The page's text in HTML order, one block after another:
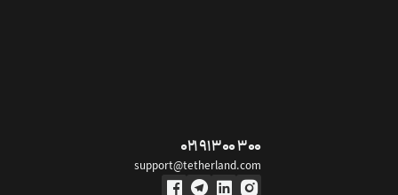
۰۲۱ ۹۱ ۳۰۰ ۳۰۰
support@tetherland.com